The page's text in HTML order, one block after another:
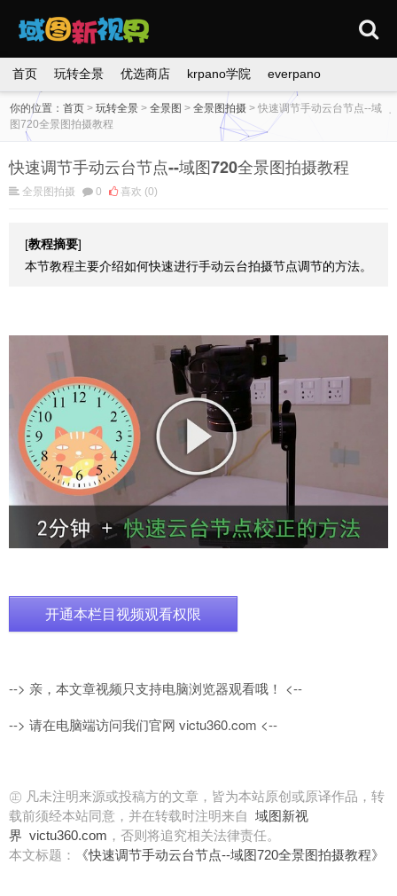
首页 玩转全景 优选商店 krpano学院 everpano
你的位置：首页 > 玩转全景 > 全景图 > 全景图拍摄 > 快速调节手动云台节点--域
图720全景图拍摄教程
快速调节手动云台节点--域图720全景图拍摄教程
全景图拍摄 0 喜欢 (0)
[教程摘要]
本节教程主要介绍如何快速进行手动云台拍摄节点调节的方法。
开通本栏目视频观看权限
--> 亲，本文章视频只支持电脑浏览器观看哦！ <--
--> 请在电脑端访问我们官网 victu360.com <--
㊣ 凡未注明来源或投稿方的文章，皆为本站原创或原译作品，转
载前须经本站同意，并在转载时注明来自 域图新视
界 victu360.com ，否则将追究相关法律责任。
本文标题：
《快速调节手动云台节点--域图720全景图拍摄教程》